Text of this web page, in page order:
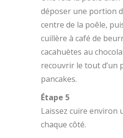
déposer une portion
centre de la poêle,
cuillère à café de
cacahuètes au
recouvrir le tout d’un
pancakes.
Étape 5
Laissez cuire environ
chaque côté.